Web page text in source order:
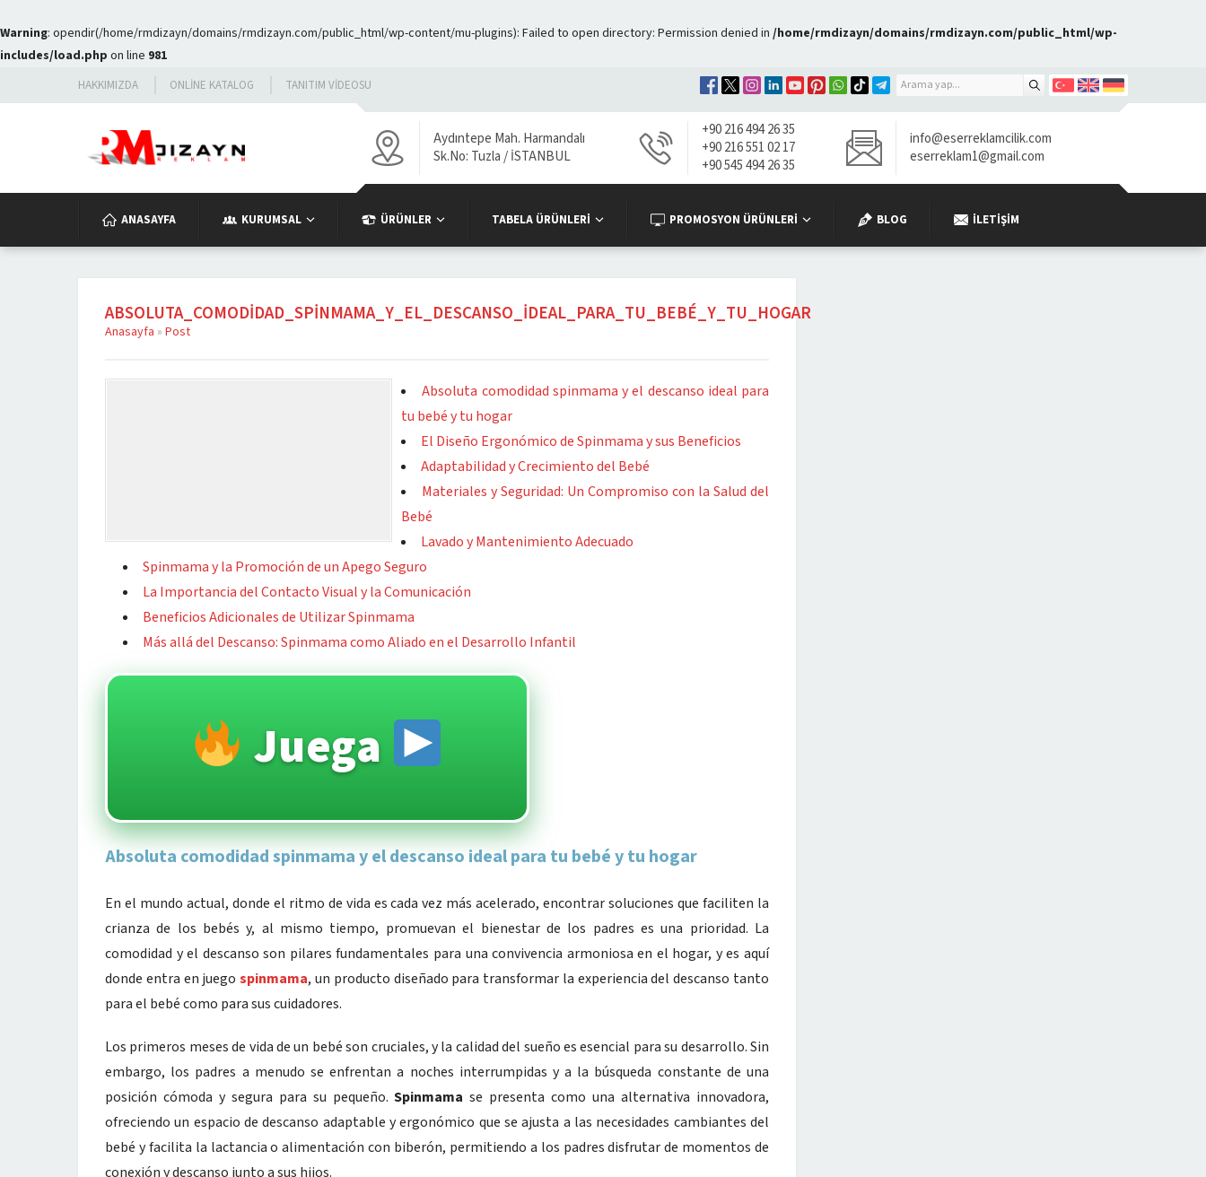
Warning: opendir(/home/rmdizayn/domains/rmdizayn.com/public_html/wp-content/mu-plugins): Failed to open directory: Permission denied in /home/rmdizayn/domains/rmdizayn.com/public_html/wp-
includes/load.php on line 981
HAKKIMIZDA ONLINE KATALOG TANITIM VIDEOSU
Aydıntepe Mah. Harmandalı
Sk.No: Tuzla / İSTANBUL
+90 216 494 26 35
+90 216 551 02 17
+90 545 494 26 35
info@eserreklamcilik.com
eserreklam1@gmail.com
ANASAYFA KURUMSAL ÜRÜNLER TABELA ÜRÜNLERİ PROMOSYON ÜRÜNLERİ BLOG İLETIŞIM
ABSOLUTA_COMODIDAD_SPINMAMA_Y_EL_DESCANSO_IDEAL_PARA_TU_BEBÉ_Y_TU_HOGAR
Anasayfa » Post
Absoluta comodidad spinmama y el descanso ideal para
tu bebé y tu hogar
El Diseño Ergonómico de Spinmama y sus Beneficios
Adaptabilidad y Crecimiento del Bebé
Materiales y Seguridad: Un Compromiso con la Salud del
Bebé
Lavado y Mantenimiento Adecuado
Spinmama y la Promoción de un Apego Seguro
La Importancia del Contacto Visual y la Comunicación
Beneficios Adicionales de Utilizar Spinmama
Más allá del Descanso: Spinmama como Aliado en el Desarrollo Infantil
Juega
Absoluta comodidad spinmama y el descanso ideal para tu bebé y tu hogar
En el mundo actual, donde el ritmo de vida es cada vez más acelerado, encontrar soluciones que faciliten la
crianza de los bebés y, al mismo tiempo, promuevan el bienestar de los padres es una prioridad. La
comodidad y el descanso son pilares fundamentales para una convivencia armoniosa en el hogar, y es aquí
donde entra en juegospinmama, un producto diseñado para transformar la experiencia del descanso tanto
para el bebé como para sus cuidadores.
Los primeros meses de vida de un bebé son cruciales, y la calidad del sueño es esencial para su desarrollo. Sin
embargo, los padres a menudo se enfrentan a noches interrumpidas y a la búsqueda constante de una
posición cómoda y segura para su pequeño.Spinmama se presenta como una alternativa innovadora,
ofreciendo un espacio de descanso adaptable y ergonómico que se ajusta a las necesidades cambiantes del
bebé y facilita la lactancia o alimentación con biberón, permitiendo a los padres disfrutar de momentos de
conexión y descanso junto a sus hijos.